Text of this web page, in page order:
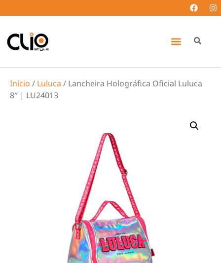
Início / Luluca / Lancheira Holográfica Oficial Luluca
8″ | LU24013